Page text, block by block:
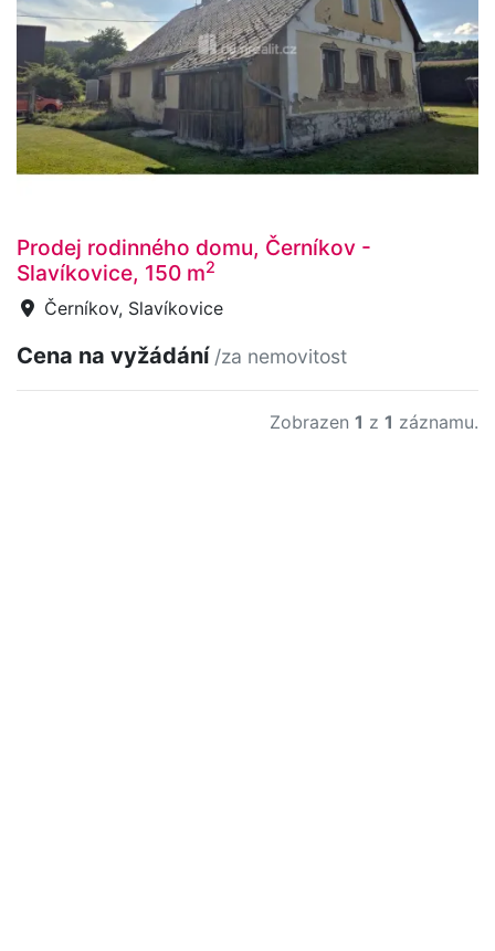
Prodej rodinného domu, Černíkov -
Slavíkovice, 150 m2
Černíkov, Slavíkovice
Cena na vyžádání /za nemovitost
Zobrazen 1 z 1 záznamu.